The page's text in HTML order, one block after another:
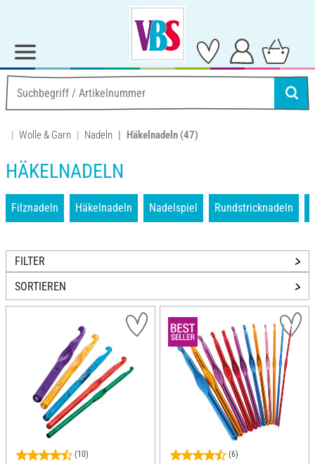
Wolle & Garn Nadeln Häkelnadeln (47)
HÄKELNADELN
Filznadeln Häkelnadeln Nadelspiel Rundstricknadeln
FILTER
SORTIEREN
(10) (6)